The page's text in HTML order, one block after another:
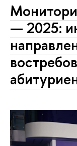
— 2025: